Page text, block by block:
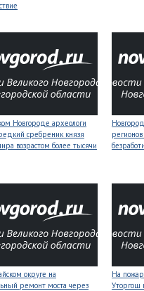
Новгороде археологи
сребреник князя
возрастом более тысячи
округе на
ремонт моста через
На
Уторгош